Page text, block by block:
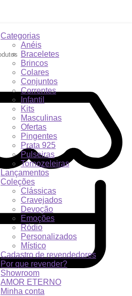
Categorias
Anéis
Braceletes
Brincos
Colares
Conjuntos
Correntes
Infantil
Kits
Masculinas
Ofertas
Pingentes
Prata 925
Pulseiras
Tornozeleiras
Lançamentos
Coleções
Clássicas
Cravejados
Devoção
Emoções
Ródio
Personalizados
Místico
Cadastro de revendedores
Por que revender?
Showroom
AMOR ETERNO
Minha conta